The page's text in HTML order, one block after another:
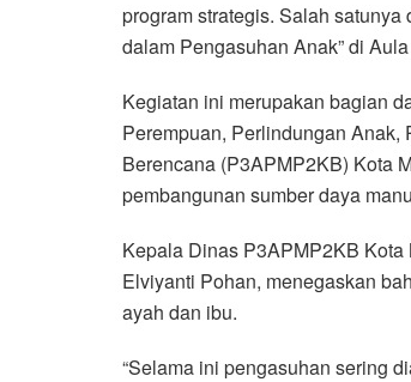
program strategis. Salah
dalam Pengasuhan Anak” di
Kegiatan ini merupakan bagian
Perempuan, Perlindungan
Berencana (P3APMP2KB) Kota
pembangunan sumber daya
Kepala Dinas P3APMP2KB
Elviyanti Pohan, menegaskan
ayah dan ibu.
“Selama ini pengasuhan sering